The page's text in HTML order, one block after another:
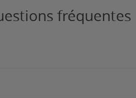
fréquentes